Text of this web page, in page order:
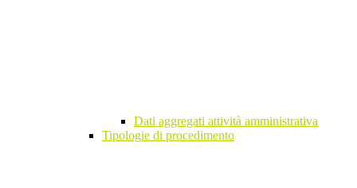
Dati aggregati attività amministrativa
Tipologie di procedimento